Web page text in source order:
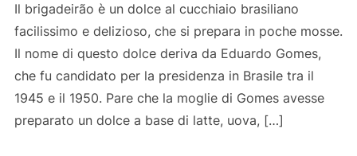
Il brigadeirão è un dolce al cucchiaio brasiliano
facilissimo e delizioso, che si prepara in poche mosse.
Il nome di questo dolce deriva da Eduardo Gomes,
che fu candidato per la presidenza in Brasile tra il
1945 e il 1950. Pare che la moglie di Gomes avesse
preparato un dolce a base di latte, uova, […]